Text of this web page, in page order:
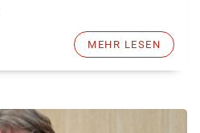
MEHR LESEN